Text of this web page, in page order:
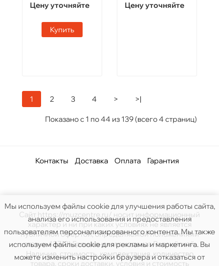
Цену уточняйте
Купить
Цену уточняйте
1 2 3 4 > >|
Показано с 1 по 44 из 139 (всего 4 страниц)
Контакты Доставка Оплата Гарантия
Сайт https://muzcentre.ru/ носит информационный
характер и ни при каких условиях не является
публичной офертой, определяемой положениями
статьи 437(2) Гражданского кодекса Российской.
Наличие, стоимость, комплектация, количество
товара, сроки доставки, условия и стоимость
Мы используем файлы cookie для улучшения работы сайта,
анализа его использования и предоставления
пользователям персонализированного контента. Мы также
используем файлы cookie для рекламы и маркетинга. Вы
можете изменить настройки браузера и отказаться от